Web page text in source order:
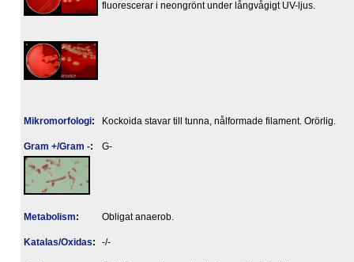
fluorescerar i neongrönt under långvågigt UV-ljus.
Mikromorfologi: Kockoida stavar till tunna, nålformade filament. Orörlig.
Gram +/Gram -: G-
Metabolism: Obligat anaerob.
Katalas/Oxidas: -/-